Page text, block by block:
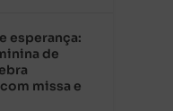
esperança:
de
missa e